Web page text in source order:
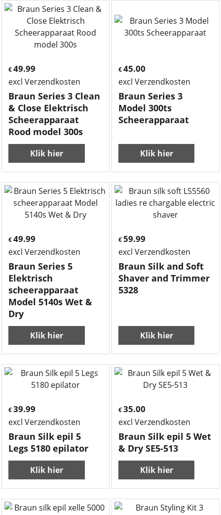
€ 49.99
excl Verzendkosten
Braun Series 3 Clean
& Close Elektrisch
Scheerapparaat
Rood model 300s
Klik hier
€45.00
excl Verzendkosten
Braun Series 3
Model 300ts
Scheerapparaat
Klik hier
€ 49.99
excl Verzendkosten
Braun Series 5
Elektrisch
scheerapparaat
Model 5140s Wet &
Dry
Klik hier
€59.99
excl Verzendkosten
Braun Silk and Soft
Shaver and Trimmer
5328
Klik hier
€ 39.99
excl Verzendkosten
Braun Silk epil 5
Legs 5180 epilator
Klik hier
€35.00
excl Verzendkosten
Braun Silk epil 5 Wet
& Dry SE5-513
Klik hier